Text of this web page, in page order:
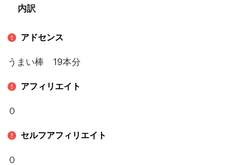
内訳
アドセンス
うまい棒 19本分
アフィリエイト
０
セルフアフィリエイト
０